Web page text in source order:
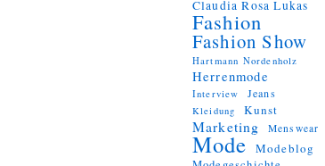
Claudia Rosa Lukas
Fashion
Fashion Show
Hartmann Nordenholz
Herrenmode
Interview Jeans
Kleidung Kunst
Marketing Menswear
Mode Modeblog